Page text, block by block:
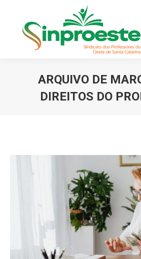
ARQUIVO DE
DIREITOS DO